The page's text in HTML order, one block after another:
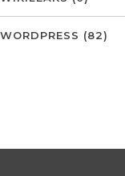
WORDPRESS (82)